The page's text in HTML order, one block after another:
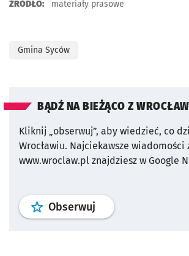
ŹRÓDŁO: materiały prasowe
Gmina Syców
BĄDŹ NA BIEŻĄCO Z
Kliknij „obserwuj”, aby wiedzieć, co
Wrocławiu. Najciekawsze wiadomości
www.wroclaw.pl znajdziesz w Google
Obserwuj profil